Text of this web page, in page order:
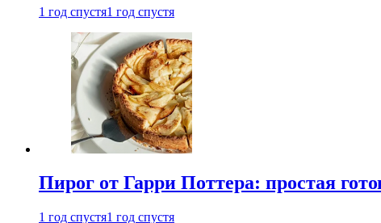
1 год спустя1 год спустя
Пирог от Гарри Поттера: простая
1 год спустя1 год спустя